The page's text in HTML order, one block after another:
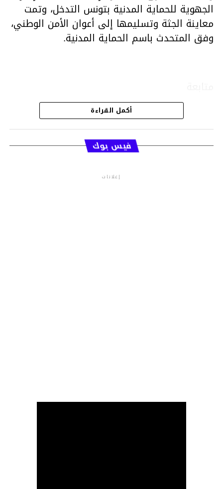
الجهوية للحماية المدنية بتونس التدخل، وتمت
معاينة الجثة وتسليمها إلى أعوان الأمن الوطني،
وفق المتحدث باسم الحماية المدنية.
قسم الاخبار
أكمل القراءة
فيس بوك
إعلانات